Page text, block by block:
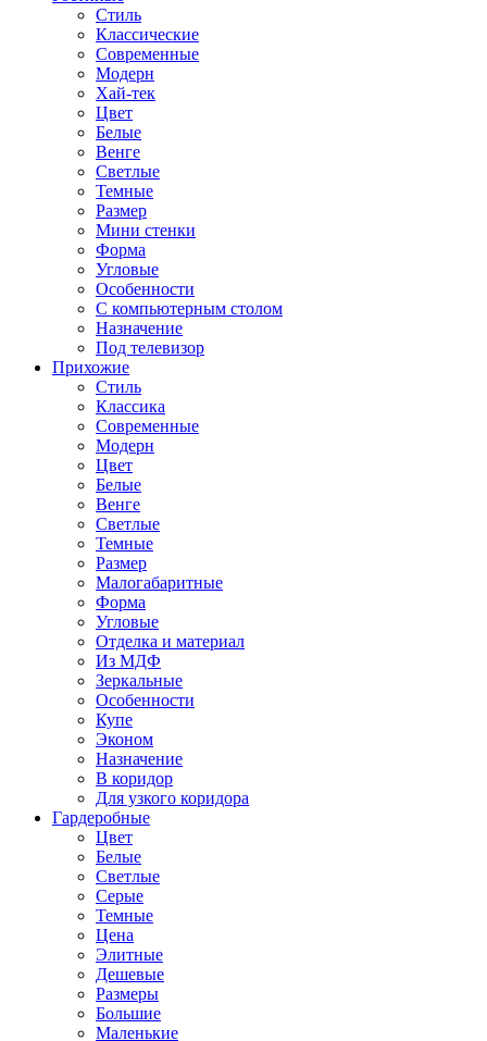
Стиль
Классические
Современные
Модерн
Хай-тек
Цвет
Белые
Венге
Светлые
Темные
Размер
Мини стенки
Форма
Угловые
Особенности
С компьютерным столом
Назначение
Под телевизор
Прихожие
Стиль
Классика
Современные
Модерн
Цвет
Белые
Венге
Светлые
Темные
Размер
Малогабаритные
Форма
Угловые
Отделка и материал
Из МДФ
Зеркальные
Особенности
Купе
Эконом
Назначение
В коридор
Для узкого коридора
Гардеробные
Цвет
Белые
Светлые
Серые
Темные
Цена
Элитные
Дешевые
Размеры
Большие
Маленькие